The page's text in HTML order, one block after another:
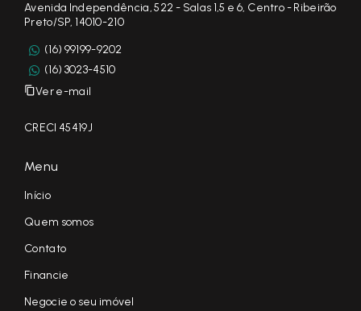
Avenida Independência, 522 - Salas 1,5 e 6, Centro - Ribeirão
Preto/SP, 14010-210
(16) 99199-9202
(16) 3023-4510
Ver e-mail
CRECI 45419J
Menu
Início
Quem somos
Contato
Financie
Negocie o seu imóvel